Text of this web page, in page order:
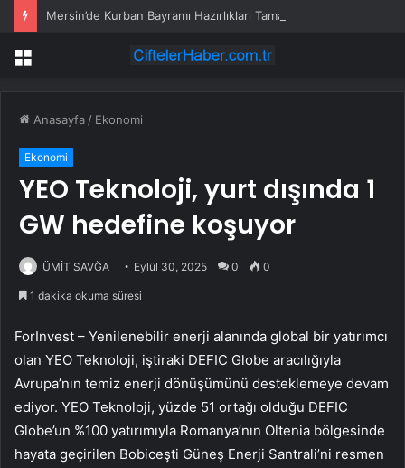
Mersin’de Kurban Bayramı Hazırlıkları Tamamlandı
Menü
Anasayfa / Ekonomi
Ekonomi
YEO Teknoloji, yurt dışında 1
GW hedefine koşuyor
ÜMİT SAVĞA Eylül 30, 2025 0 0
1 dakika okuma süresi
ForInvest – Yenilenebilir enerji alanında global bir yatırımcı
olan YEO Teknoloji, iştiraki DEFIC Globe aracılığıyla
Avrupa’nın temiz enerji dönüşümünü desteklemeye devam
ediyor. YEO Teknoloji, yüzde 51 ortağı olduğu DEFIC
Globe’un %100 yatırımıyla Romanya’nın Oltenia bölgesinde
hayata geçirilen Bobiceşti Güneş Enerji Santrali’ni resmen